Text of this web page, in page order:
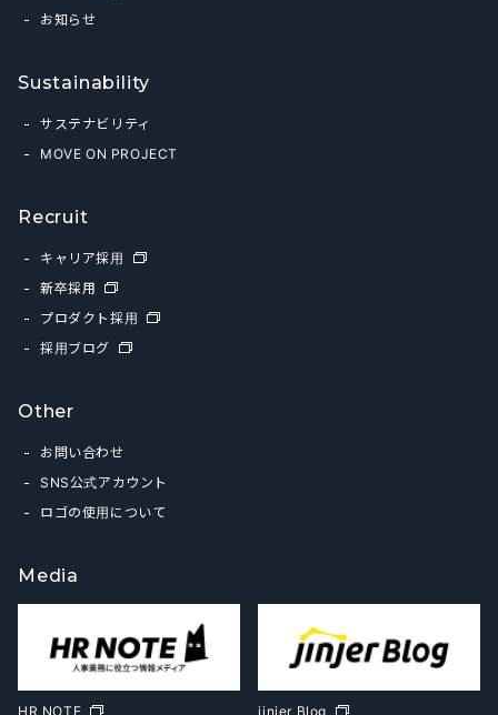
お知らせ
Sustainability
サステナビリティ
MOVE ON PROJECT
Recruit
キャリア採用
新卒採用
プロダクト採用
採用ブログ
Other
お問い合わせ
SNS公式アカウント
ロゴの使用について
Media
HR NOTE jinjer Blog